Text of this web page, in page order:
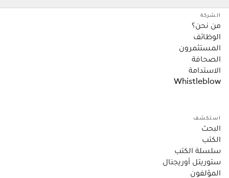
الشركة
من نحن؟
الوظائف
المستثمرون
الصحافة
الاستدامة
Whistleblow
استكشف
البحث
الكتب
سلسلة الكتب
ستوريتل أوريجنال
المؤلفون